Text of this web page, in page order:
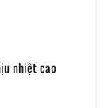
nhiệt cao